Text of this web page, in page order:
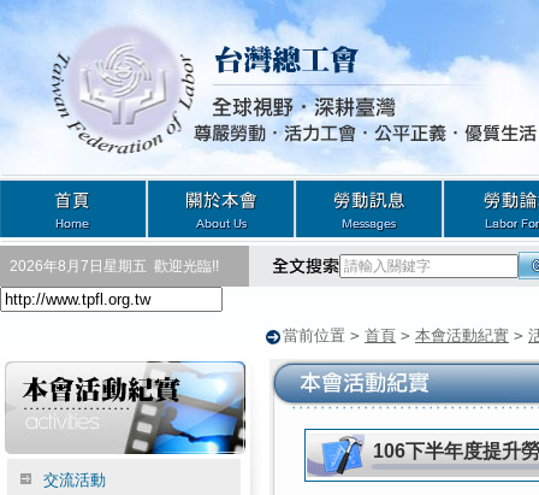
2026年8月7日星期五 歡迎光臨!!
當前位置 > 首頁 > 本會活動紀實 >
交流活動
106下半年度提升